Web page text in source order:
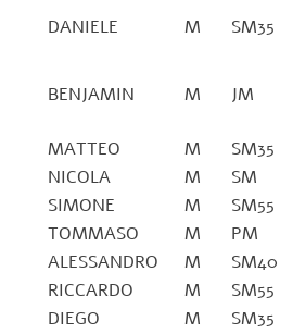
DANIELE M SM35
BENJAMIN M JM
MATTEO M
SM35
NICOLA M
SM
SIMONE M
SM55
TOMMASO M
PM
ALESSANDRO M
SM40
RICCARDO M
SM55
DIEGO M
SM35